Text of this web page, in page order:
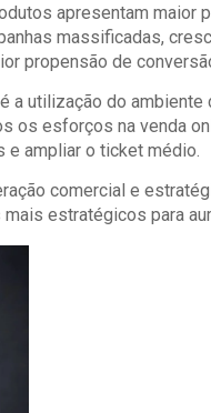
apresentam
massificadas,
propensão de
a utilização do
os esforços na venda
e ampliar o ticket médio.
comercial e
estratégicos para